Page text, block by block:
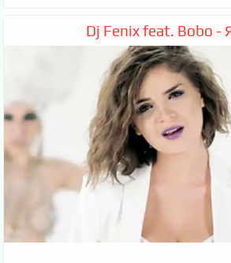
Dj Fenix feat. Bobo -